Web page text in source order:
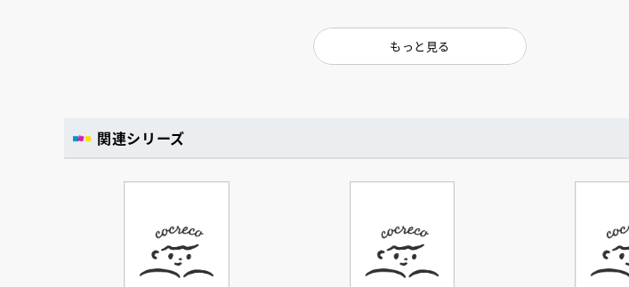
もっと見る
関連シリーズ